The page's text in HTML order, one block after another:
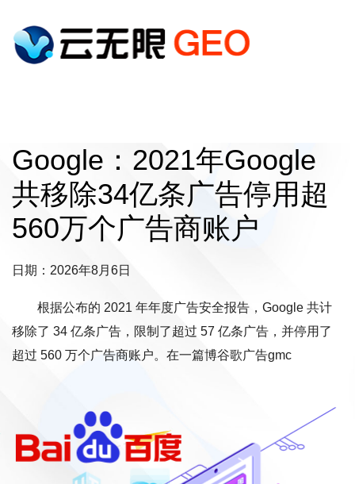
Google：2021年Google
共移除34亿条广告停用超
560万个广告商账户
日期：2026年8月6日
根据公布的 2021 年年度广告安全报告，Google 共计
移除了 34 亿条广告，限制了超过 57 亿条广告，并停用了
超过 560 万个广告商账户。在一篇博谷歌广告gmc